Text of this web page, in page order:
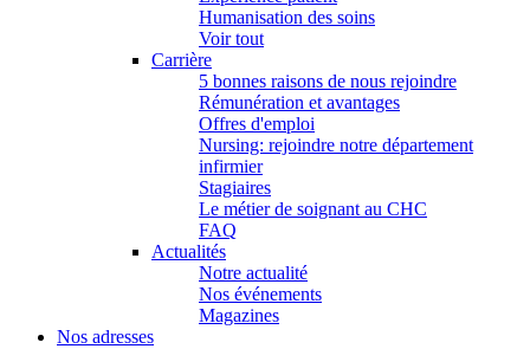
Humanisation des soins
Voir tout
Carrière
5 bonnes raisons de nous rejoindre
Rémunération et avantages
Offres d'emploi
Nursing: rejoindre notre département
infirmier
Stagiaires
Le métier de soignant au CHC
FAQ
Actualités
Notre actualité
Nos événements
Magazines
Nos adresses